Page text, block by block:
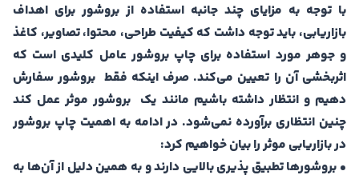
با توجه به مزایای چند جانبه استفاده از بروشور برای اهداف
بازاریابی، باید توجه داشت که کیفیت طراحی، محتوا، تصاویر، کاغذ
و جوهر مورد استفاده برای چاپ بروشور عامل کلیدی است که
اثربخشی آن را تعیین می‌کند. صرف اینکه فقط بروشور سفارش
دهیم و انتظار داشته باشیم مانند یک بروشور موثر عمل کند
چنین انتظاری برآورده نمی‌شود. در ادامه به اهمیت چاپ بروشور
در بازاریابی موثر را بیان خواهیم کرد:
• بروشورها تطبیق پذیری بالایی دارند و به همین دلیل از آن‌ها به